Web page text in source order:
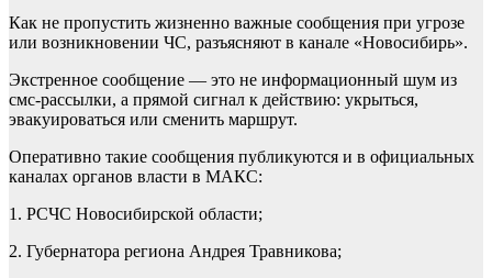
Как не пропустить жизненно важные сообщения при угрозе
или возникновении ЧС, разъясняют в канале «Новосибирь».
Экстренное сообщение — это не информационный шум из
смс-рассылки, а прямой сигнал к действию: укрыться,
эвакуироваться или сменить маршрут.
Оперативно такие сообщения публикуются и в официальных
каналах органов власти в МАКС:
1. РСЧС Новосибирской области;
2. Губернатора региона Андрея Травникова;